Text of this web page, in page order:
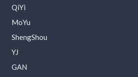
QiYi
MoYu
ShengShou
YJ
GAN